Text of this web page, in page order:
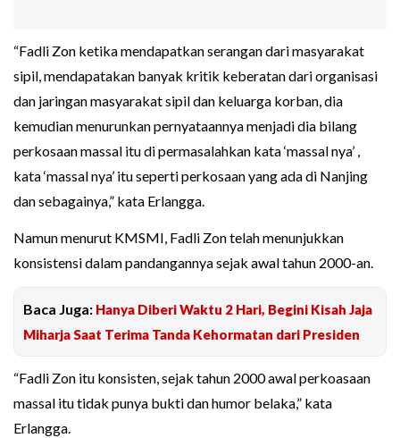
“Fadli Zon ketika mendapatkan serangan dari masyarakat
sipil, mendapatakan banyak kritik keberatan dari organisasi
dan jaringan masyarakat sipil dan keluarga korban, dia
kemudian menurunkan pernyataannya menjadi dia bilang
perkosaan massal itu di permasalahkan kata ‘massal nya’ ,
kata ‘massal nya’ itu seperti perkosaan yang ada di Nanjing
dan sebagainya,” kata Erlangga.
Namun menurut KMSMI, Fadli Zon telah menunjukkan
konsistensi dalam pandangannya sejak awal tahun 2000-an.
Baca Juga: Hanya Diberi Waktu 2 Hari, Begini Kisah Jaja
Miharja Saat Terima Tanda Kehormatan dari Presiden
“Fadli Zon itu konsisten, sejak tahun 2000 awal perkoasaan
massal itu tidak punya bukti dan humor belaka,” kata
Erlangga.